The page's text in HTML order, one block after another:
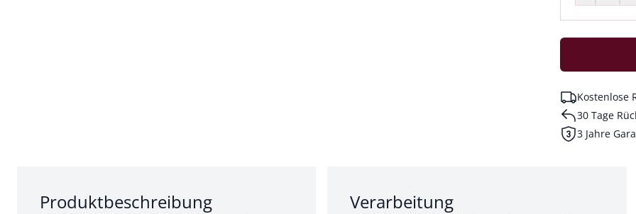
Kostenlose
30 Tage
3 Jahre
Abschnitt 1 von 3:
Produktbeschreibung Abschnitt 2 von 3:
Verarbeitung